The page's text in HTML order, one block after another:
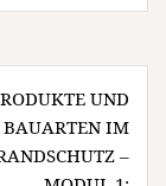
UND
BAUARTEN IM
–